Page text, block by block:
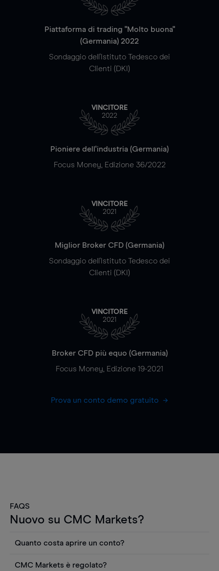
Piattaforma di trading "Molto buona"
(Germania) 2022
Sondaggio dell'Istituto Tedesco dei
Clienti (DKI)
VINCITORE
2022
Pioniere dell'industria (Germania)
Focus Money, Edizione 36/2022
VINCITORE
2021
Miglior Broker CFD (Germania)
Sondaggio dell'Istituto Tedesco dei
Clienti (DKI)
VINCITORE
2021
Broker CFD più equo (Germania)
Focus Money, Edizione 19-2021
Prova un conto demo gratuito
FAQS
Nuovo su CMC Markets?
Quanto costa aprire un conto?
CMC Markets è regolato?